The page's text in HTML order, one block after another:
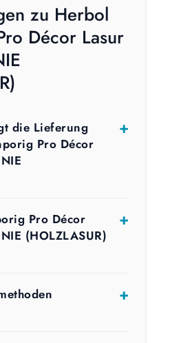
zu Herbol
Décor Lasur
die Lieferung
Pro Décor
Pro Décor
(HOLZLASUR)